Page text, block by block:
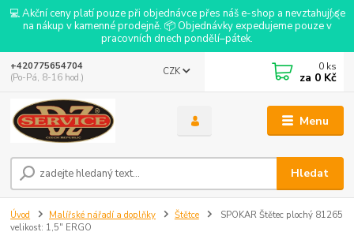
💻 Akční ceny platí pouze při objednávce přes náš e-shop a nevztahují se
na nákup v kamenné prodejně. 📦 Objednávky expedujeme pouze v
pracovních dnech pondělí–pátek.
Menu
CZK
Hledat
+420775654704
(Po-Pá, 8-16 hod.)
0 ks
za 0 Kč
Úvod Malířské nářadí a doplňky Štětce
SPOKAR Štětec plochý 81265
velikost: 1,5" ERGO